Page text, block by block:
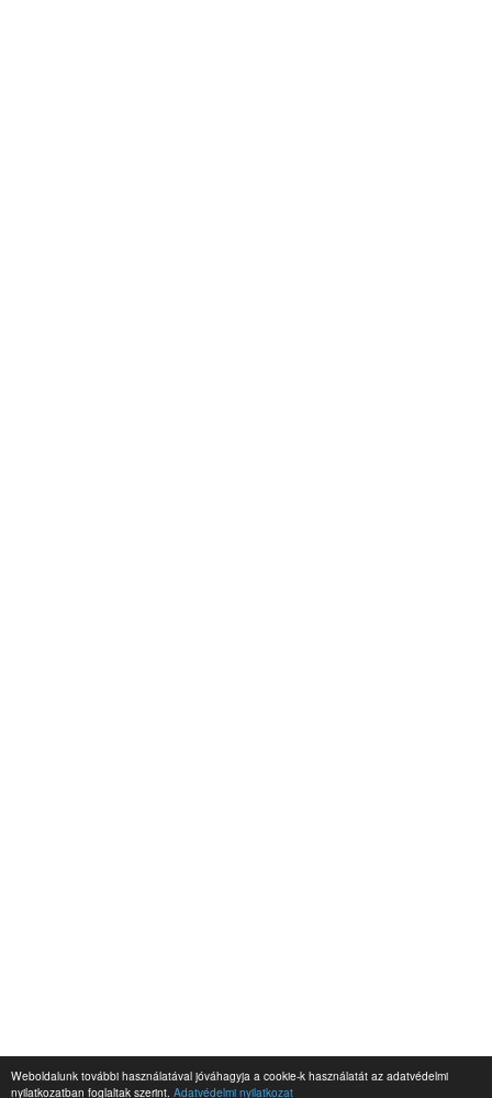
Weboldalunk további használatával jóváhagyja a cookie-k használatát az adatvédelmi
nyilatkozatban foglaltak szerint. Adatvédelmi nyilatkozat